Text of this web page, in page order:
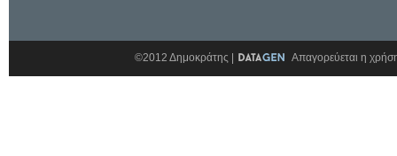
©2012 Δημοκράτης | Απαγορεύεται η